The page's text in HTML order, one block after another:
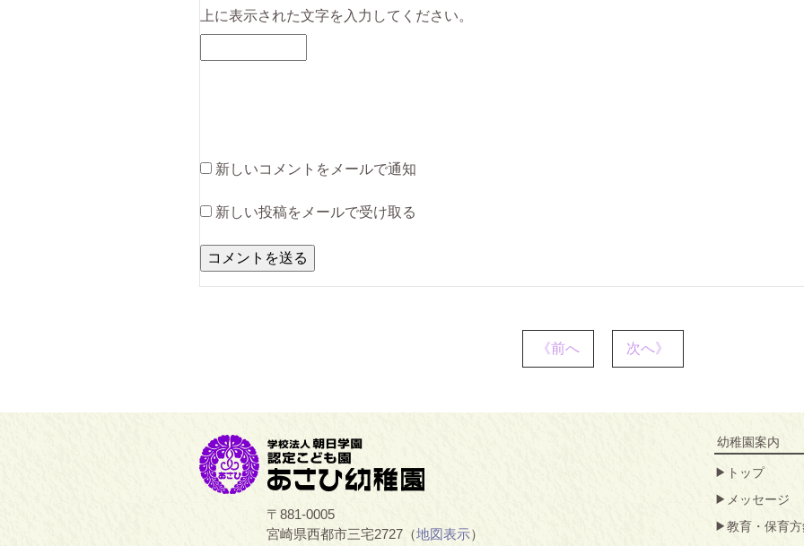
上に表示された文字を入力してください。
新しいコメントをメールで通知
新しい投稿をメールで受け取る
《前へ 次へ》
〒881-0005
宮崎県西都市三宅2727（地図表示）
幼稚園案内
トップ
メッセージ
教育・保育